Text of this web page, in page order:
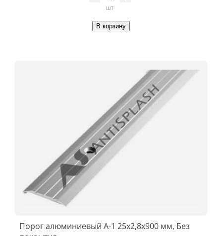
шт
В корзину
Порог алюминиевый А-1 25x2,8x900 мм, Без